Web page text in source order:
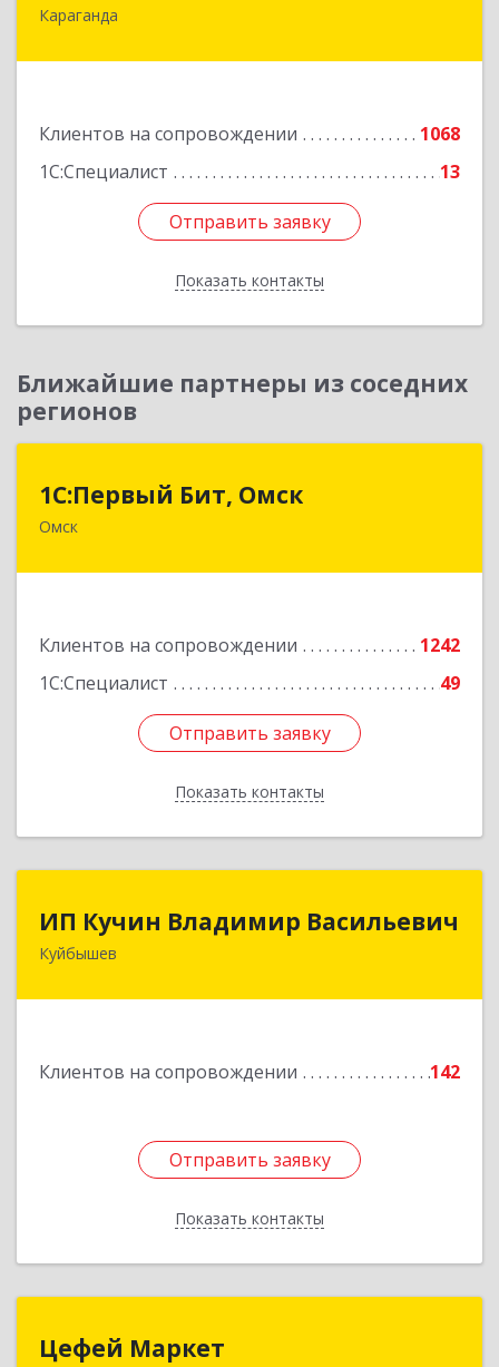
Караганда
Клиентов на сопровождении
1068
1С:Специалист
13
Отправить заявку
Показать контакты
100009 Республика Казахстан, г. Караганда, ул.
Отправить заявку
Назад
Ближайшие партнеры из соседних
регионов
1С:Первый Бит, Омск
Омск
Клиентов на сопровождении
1242
1С:Специалист
49
Отправить заявку
Показать контакты
644099, Омская обл, Омск г, Гагарина ул, дом №
Отправить заявку
Назад
ИП Кучин Владимир Васильевич
Куйбышев
Клиентов на сопровождении 142
Отправить заявку
Показать контакты
632387, Новосибирская обл, Куйбышев г,
Отправить заявку
Назад
Цефей Маркет